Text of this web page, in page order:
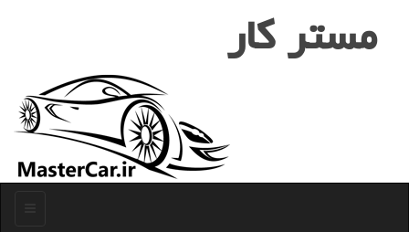
مستر كار